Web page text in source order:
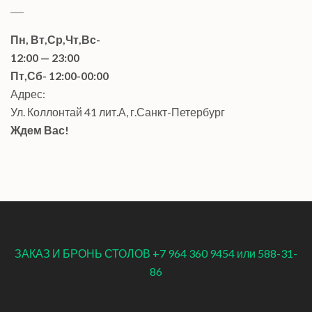
Пн, Вт,Ср,Чт,Вс-
12:00 — 23:00
Пт,Сб- 12:00-00:00
Адрес:
Ул. Коллонтай 41 лит.А, г.Санкт-Петербург
Ждем Вас!
ЗАКАЗ И БРОНЬ СТОЛОВ +7 964 360 9454 или 588-31-
86